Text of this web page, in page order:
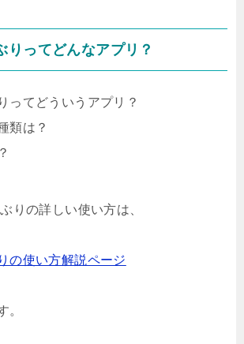
りってどんなアプリ？
ってどういうアプリ？
類は？
りの詳しい使い方は、
の使い方解説ページ
。